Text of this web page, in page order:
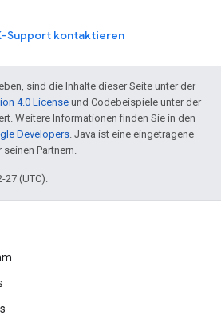
Support kontaktieren
sind die Inhalte dieser Seite unter der
4.0 License und Codebeispiele unter der
Weitere Informationen finden Sie in den
Developers . Java ist eine eingetragene
Partnern.
(UTC).